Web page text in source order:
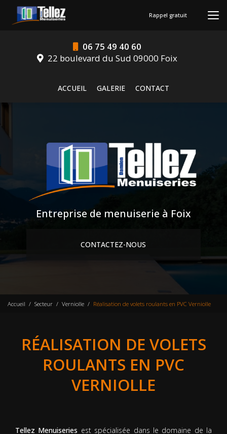
contenu
06 75 49 40 60
22 boulevard du Sud 09000 Foix
ACCUEIL
GALERIE CONTACT
Rappel gratuit
Entreprise de menuiserie à Foix
CONTACTEZ-NOUS
Accueil Secteur Verniolle Réalisation de volets roulants en PVC Verniolle
RÉALISATION DE VOLETS
ROULANTS EN PVC
VERNIOLLE
Tellez Menuiseries est spécialisée dans le domaine de la